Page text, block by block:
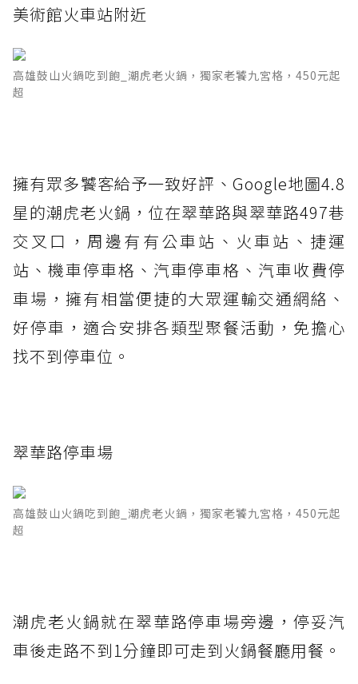
美術館火車站附近
高雄鼓山火鍋吃到飽_潮虎老火鍋，獨家老饕九宮格，450元起
超
擁有眾多饕客給予一致好評、Google地圖4.8
星的潮虎老火鍋，位在翠華路與翠華路497巷
交叉口，周邊有有公車站、火車站、捷運
站、機車停車格、汽車停車格、汽車收費停
車場，擁有相當便捷的大眾運輸交通網絡、
好停車，適合安排各類型聚餐活動，免擔心
找不到停車位。
翠華路停車場
高雄鼓山火鍋吃到飽_潮虎老火鍋，獨家老饕九宮格，450元起
超
潮虎老火鍋就在翠華路停車場旁邊，停妥汽
車後走路不到1分鐘即可走到火鍋餐廳用餐。